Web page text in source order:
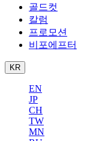
골드컷
칼럼
프로모션
비포에프터
KR
EN
JP
CH
TW
MN